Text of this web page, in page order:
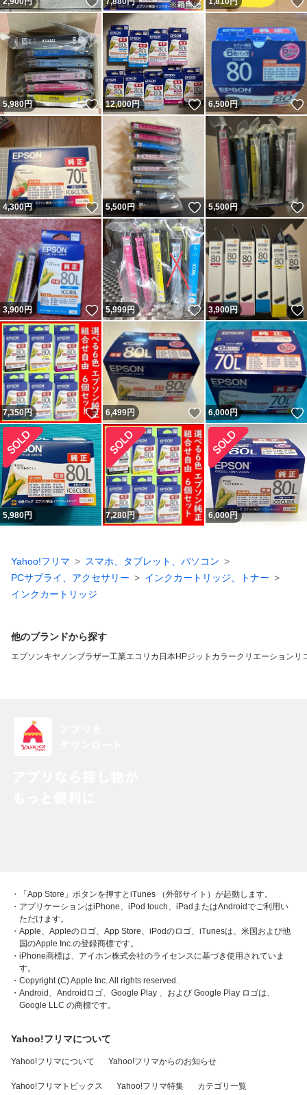
5,980円 いいね！
12,000円 いいね！
6,500円
4,300円 いいね！
5,500円 いいね！
5,500円
3,900円 いいね！
5,999円 いいね！
3,900円
7,350円 いいね！
6,499円 いいね！
6,000円
5,980円 7,280円 6,000円
Yahoo!フリマ
スマホ、タブレット、パソコン
PCサプライ、アクセサリー
インクカートリッジ、トナー
インクカートリッジ
他のブランドから探す
エプソンキヤノンブラザー工業エコリカ 日本HPジット カラークリエーション リ
・「App Store」ボタンを押すとiTunes （外部サイト）が起動します。
・アプリケーションはiPhone、iPod touch、iPadまたはAndroidでご利用い
ただけます。
・Apple、Appleのロゴ、App Store、iPodのロゴ、iTunesは、米国および他
国のApple Inc.の登録商標です。
・iPhone商標は、アイホン株式会社のライセンスに基づき使用されていま
す。
・Copyright (C) Apple Inc. All rights reserved.
・Android、Androidロゴ、Google Play 、および Google Play ロゴは、
Google LLC の商標です。
Yahoo!フリマについて
Yahoo!フリマについて Yahoo!フリマからのお知らせ
Yahoo!フリマトピックス Yahoo!フリマ特集 カテゴリ一覧